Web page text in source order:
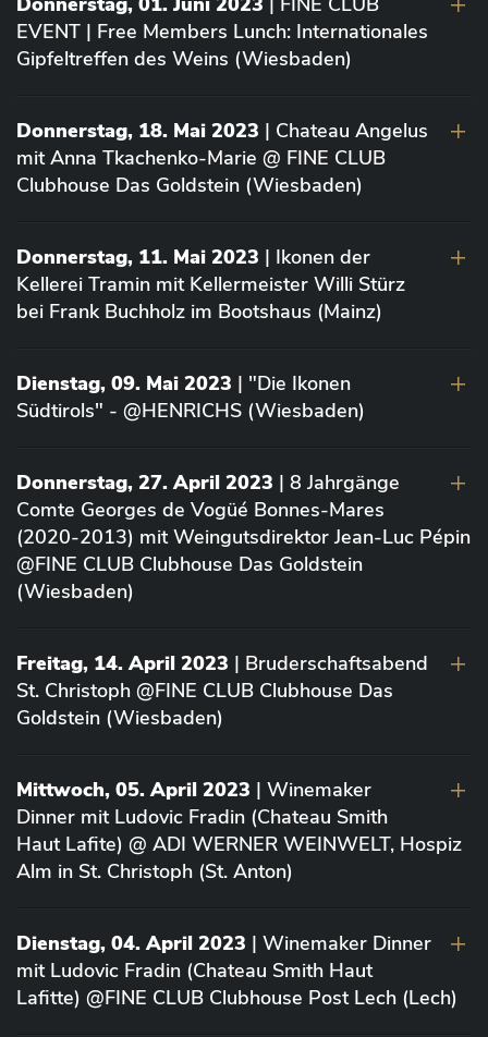
EVENT | Free Members Lunch: Internationales
Gipfeltreffen des Weins (Wiesbaden)
Donnerstag, 18. Mai 2023 | Chateau Angelus
mit Anna Tkachenko-Marie @ FINE CLUB
Clubhouse Das Goldstein (Wiesbaden)
Donnerstag, 11. Mai 2023 | Ikonen der
Kellerei Tramin mit Kellermeister Willi Stürz
bei Frank Buchholz im Bootshaus (Mainz)
Dienstag, 09. Mai 2023 | "Die Ikonen
Südtirols" - @HENRICHS (Wiesbaden)
Donnerstag, 27. April 2023 | 8 Jahrgänge
Comte Georges de Vogüé Bonnes-Mares
(2020-2013) mit Weingutsdirektor Jean-Luc Pépin
@FINE CLUB Clubhouse Das Goldstein
(Wiesbaden)
Freitag, 14. April 2023 | Bruderschaftsabend
St. Christoph @FINE CLUB Clubhouse Das
Goldstein (Wiesbaden)
Mittwoch, 05. April 2023 | Winemaker
Dinner mit Ludovic Fradin (Chateau Smith
Haut Lafite) @ ADI WERNER WEINWELT, Hospiz
Alm in St. Christoph (St. Anton)
Dienstag, 04. April 2023 | Winemaker Dinner
mit Ludovic Fradin (Chateau Smith Haut
Lafitte) @FINE CLUB Clubhouse Post Lech (Lech)